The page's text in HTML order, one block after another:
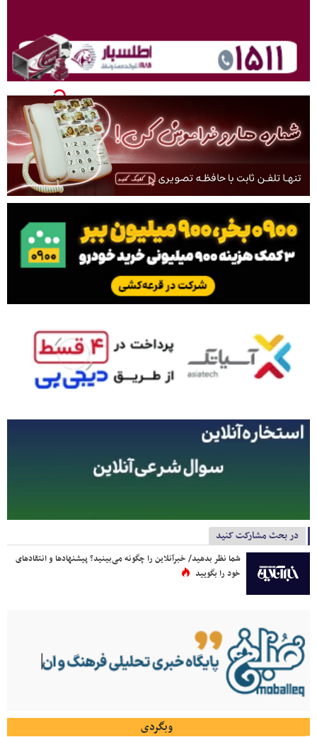
در بحث مشارکت کنید
شما نظر بدهید/ خبرآنلاین را چگونه می‌بینید؟ پیشنهادها و انتقادهای
خود را بگویید
وبگردی